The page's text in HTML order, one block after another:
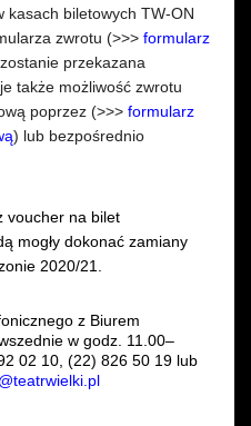
kasach biletowych TW-ON
zwrotu (>>> formularz
przekazana
także możliwość zwrotu
poprzez (>>> formularz
) lub bezpośrednio
voucher na bilet
mogły dokonać zamiany
2020/21.
z Biurem
w godz. 11.00–
02 10, (22) 826 50 19 lub